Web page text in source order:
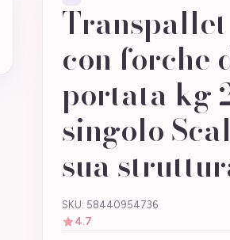
con forche
portata kg
singolo
sua
SKU: 58440954736
4.7